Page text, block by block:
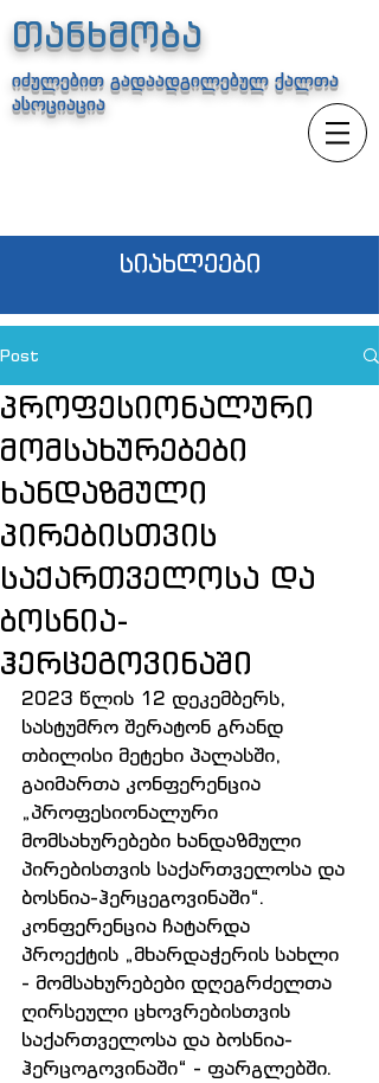
თანხმობა
იძულებით გადაადგილებულ ქალთა
ასოციაცია
სიახლეები
Post
პროფესიონალური
მომსახურებები
ხანდაზმული
პირებისთვის
საქართველოსა და
ბოსნია-
ჰერცეგოვინაში
2023 წლის 12 დეკემბერს,
სასტუმრო შერატონ გრანდ
თბილისი მეტეხი პალასში,
გაიმართა კონფერენცია
„პროფესიონალური
მომსახურებები ხანდაზმული
პირებისთვის საქართველოსა და
ბოსნია-ჰერცეგოვინაში“.
კონფერენცია ჩატარდა
პროექტის „მხარდაჭერის სახლი
- მომსახურებები დღეგრძელთა
ღირსეული ცხოვრებისთვის
საქართველოსა და ბოსნია-
ჰერცოგოვინაში“ - ფარგლებში.